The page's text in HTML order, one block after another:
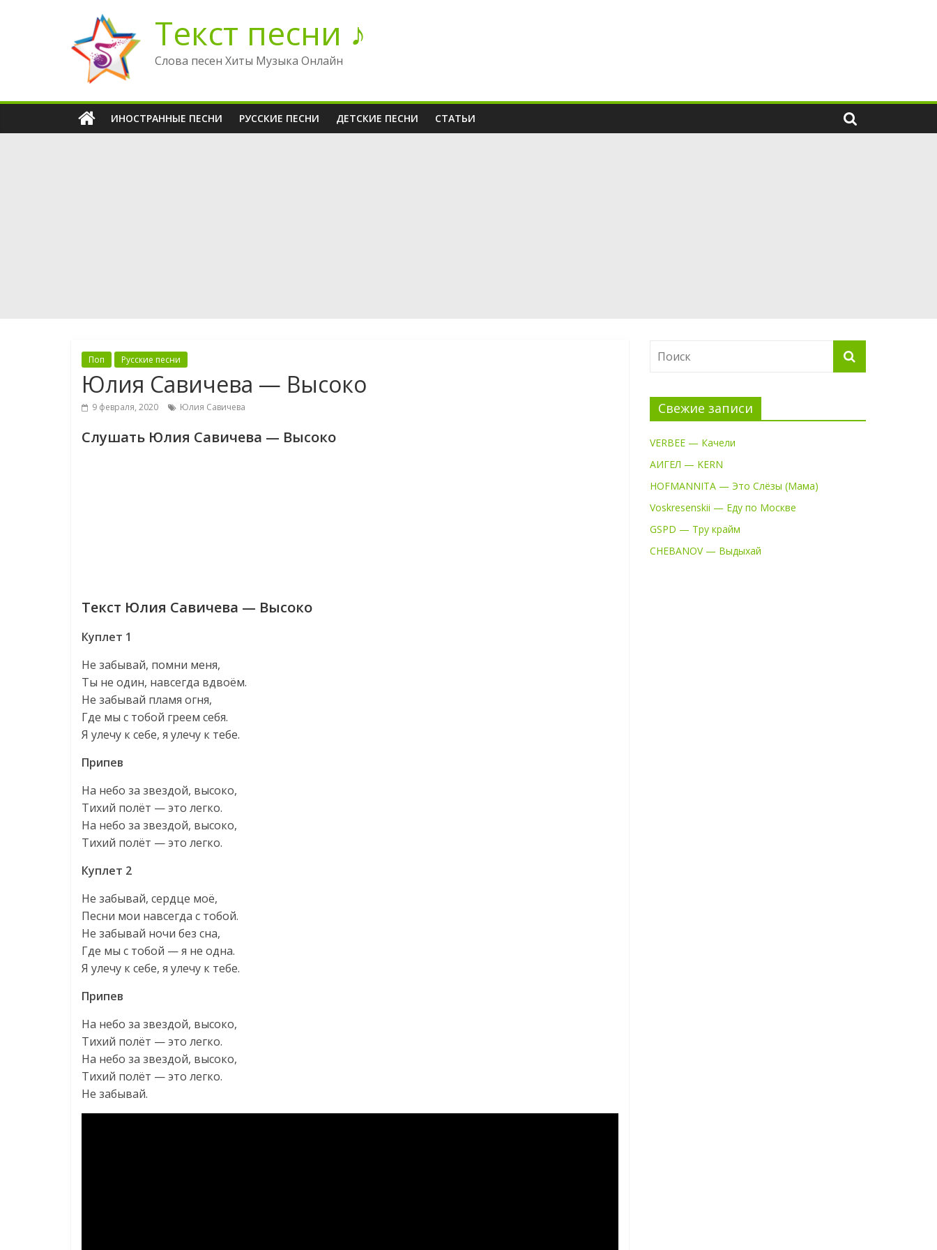
содержимому
Текст песни ♪
Слова песен Хиты Музыка Онлайн
ИНОСТРАННЫЕ ПЕСНИ РУССКИЕ ПЕСНИ ДЕТСКИЕ ПЕСНИ СТАТЬИ
Поп Русские песни
Юлия Савичева — Высоко
9 февраля, 2020 Юлия Савичева
Слушать Юлия Савичева — Высоко
Текст Юлия Савичева — Высоко
Куплет 1
Не забывай, помни меня,
Ты не один, навсегда вдвоём.
Не забывай пламя огня,
Где мы с тобой греем себя.
Я улечу к себе, я улечу к тебе.
Припев
На небо за звездой, высоко,
Тихий полёт — это легко.
На небо за звездой, высоко,
Тихий полёт — это легко.
Куплет 2
Не забывай, сердце моё,
Песни мои навсегда с тобой.
Не забывай ночи без сна,
Где мы с тобой — я не одна.
Я улечу к себе, я улечу к тебе.
Припев
На небо за звездой, высоко,
Тихий полёт — это легко.
На небо за звездой, высоко,
Тихий полёт — это легко.
Не забывай.
Свежие записи
VERBEE — Качели
АИГЕЛ — KERN
HOFMANNITA — Это Слёзы (Мама)
Voskresenskii — Еду по Москве
GSPD — Тру крайм
CHEBANOV — Выдыхай